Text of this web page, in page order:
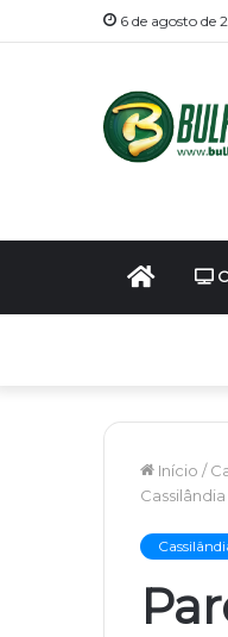
6 de agosto de
Início
Início /